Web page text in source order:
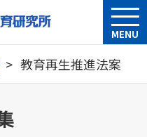
MENU
教育再生推進法案